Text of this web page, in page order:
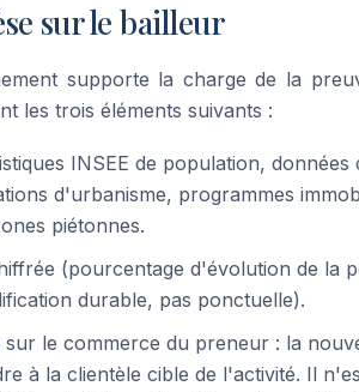
sur le bailleur
supporte la charge de la
les trois éléments suivants :
INSEE de population,
d'urbanisme, programmes
piétonnes.
(pourcentage d'évolution de la
durable, pas ponctuelle).
sur le commerce du preneur : la
à la clientèle cible de l'activité. Il